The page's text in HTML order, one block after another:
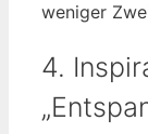
weniger
4.